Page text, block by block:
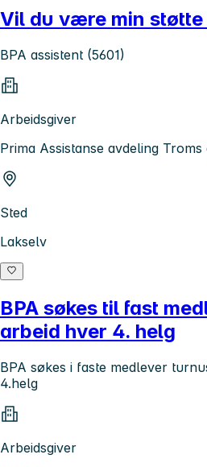
Vil du være min støtte
BPA assistent (5601)
Arbeidsgiver
Prima Assistanse avdeling
Sted
Lakselv
BPA søkes til fast
arbeid hver 4. helg
BPA søkes i faste medlever
4.helg
Arbeidsgiver